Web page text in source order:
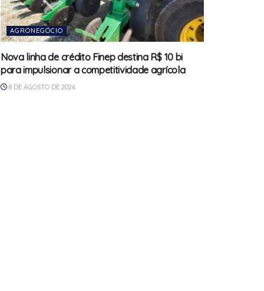
AGRONEGÓCIO
Nova linha de crédito Finep destina R$ 10 bi
para impulsionar a competitividade agrícola
8 DE AGOSTO DE 2026